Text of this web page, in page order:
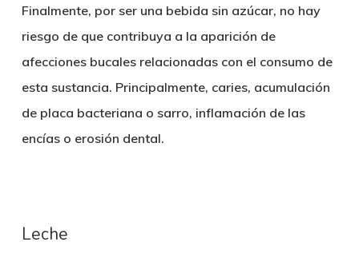
Finalmente, por ser una bebida sin azúcar, no hay
riesgo de que contribuya a la aparición de
afecciones bucales relacionadas con el consumo de
esta sustancia. Principalmente, caries, acumulación
de placa bacteriana o sarro, inflamación de las
encías o erosión dental.
Leche